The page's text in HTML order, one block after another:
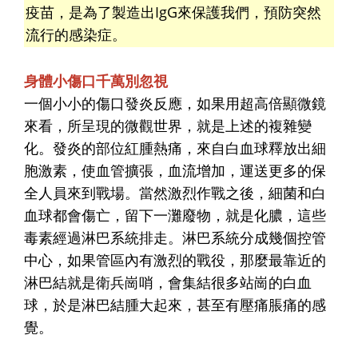
疫苗，是為了製造出IgG來保護我們，預防突然
流行的感染症。
身體小傷口千萬別忽視
一個小小的傷口發炎反應，如果用超高倍顯微鏡
來看，所呈現的微觀世界，就是上述的複雜變
化。發炎的部位紅腫熱痛，來自白血球釋放出細
胞激素，使血管擴張，血流增加，運送更多的保
全人員來到戰場。當然激烈作戰之後，細菌和白
血球都會傷亡，留下一灘廢物，就是化膿，這些
毒素經過淋巴系統排走。淋巴系統分成幾個控管
中心，如果管區內有激烈的戰役，那麼最靠近的
淋巴結就是衛兵崗哨，會集結很多站崗的白血
球，於是淋巴結腫大起來，甚至有壓痛脹痛的感
覺。